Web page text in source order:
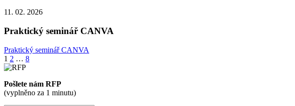
11. 02. 2026
Praktický seminář CANVA
Praktický seminář CANVA
Stránkování
příspěvků
1 2 … 8
Pošlete nám RFP
(vyplněno za 1 minutu)